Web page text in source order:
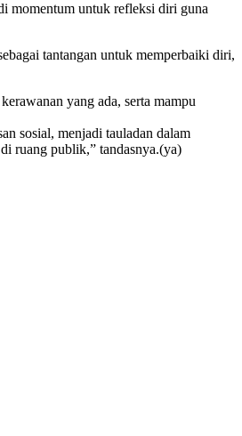
momentum untuk refleksi diri guna
tantangan untuk memperbaiki diri,
yang ada, serta mampu
sosial, menjadi tauladan dalam
ruang publik,” tandasnya.(ya)